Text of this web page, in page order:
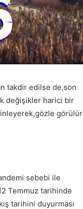
takdir edilse de,son
değişikler harici bir
görülür
sebebi ile
Temmuz tarihinde
tarihini duyurması